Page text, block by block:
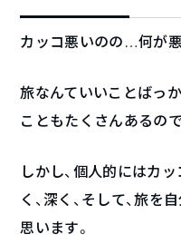
カッコ悪いのの…何が悪
旅なんていいことばっ
こともたくさんあるので
しかし、個人的にはカ
く、深く、そして、旅
思います。